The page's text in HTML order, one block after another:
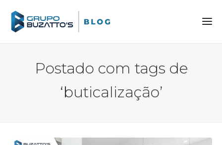
Postado com tags de
‘buticalização’